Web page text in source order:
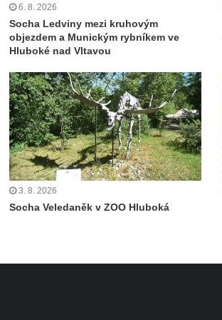
6. 8. 2026
Socha Ledviny mezi kruhovým
objezdem a Munickým rybníkem ve
Hluboké nad Vltavou
3. 8. 2026
Socha Veledaněk v ZOO Hluboká